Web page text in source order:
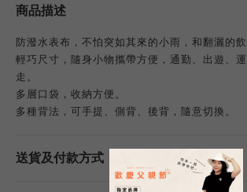
商品描述
防潑水表布，不怕突如其來的小雨，和翻灑的飲
輕巧尺寸，隨身小物攜帶方便，通勤、出遊、
走。
多層口袋，收納方便。
多種背法，可手提、側背、後背，隨意切換。
送貨及付款方式